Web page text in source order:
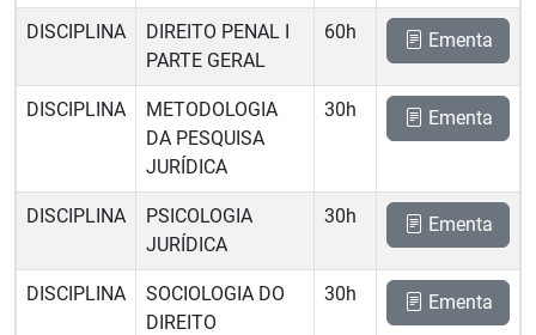
DISCIPLINA
DIREITO PENAL I 
PARTE GERAL
60h Ementa
DISCIPLINA
METODOLOGIA
DA PESQUISA
JURÍDICA
30h Ementa
DISCIPLINA
PSICOLOGIA
JURÍDICA
30h Ementa
DISCIPLINA
SOCIOLOGIA DO
DIREITO
30h Ementa